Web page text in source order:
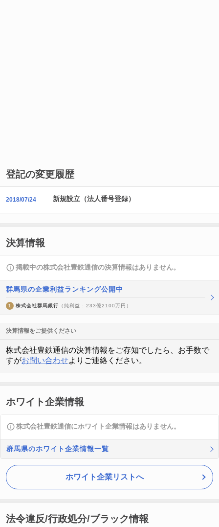
登記の変更履歴
2018/07/24 新規設立（法人番号登録）
決算情報
掲載中の株式会社豊鉄通信の決算情報はありません。
群馬県の企業利益ランキング公開中
1 株式会社群馬銀行 （純利益 : 233億2100万円）
決算情報をご提供ください
株式会社豊鉄通信の決算情報をご存知でしたら、お手数で
すがお問い合わせよりご連絡ください。
ホワイト企業情報
株式会社豊鉄通信にホワイト企業情報はありません。
群馬県のホワイト企業情報一覧
ホワイト企業リストへ
法令違反/行政処分/ブラック情報